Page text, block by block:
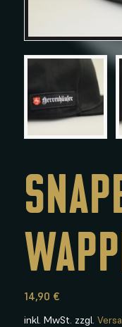
14,90 €
inkl. MwSt. zzgl.